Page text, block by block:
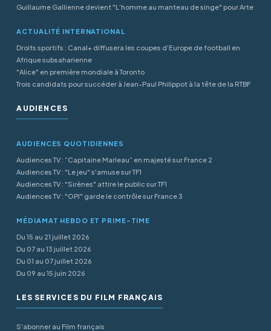
Guillaume Gallienne devient "L’homme au manteau de singe" pour Arte
ACTUALITÉ INTERNATIONAL
Droits sportifs : Canal+ diffusera les coupes d’Europe de football en
Afrique subsaharienne
"Alice" en première mondiale à Toronto
Trois candidats pour succéder à Jean-Paul Philippot à la tête de la RTBF
AUDIENCES
AUDIENCES QUOTIDIENNES
Audiences TV : “Capitaine Marleau” en majesté sur France 2
Audiences TV : "Le jeu" s'amuse sur TF1
Audiences TV : "Sirènes" attire le public sur TF1
Audiences TV : "OPJ" garde le contrôle sur France 3
MÉDIAMAT HEBDO ET PRIME-TIME
Du 15 au 21 juillet 2026
Du 07 au 13 juillet 2026
Du 01 au 07 juillet 2026
Du 09 au 15 juin 2026
LES SERVICES DU FILM FRANÇAIS
S'abonner au Film français